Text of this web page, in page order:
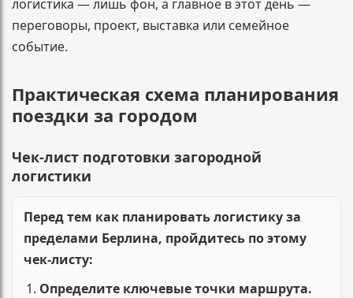
логистика — лишь фон, а главное в этот день —
переговоры, проект, выставка или семейное
событие.
Практическая схема планирования
поездки за городом
Чек-лист подготовки загородной
логистики
Перед тем как планировать логистику за
пределами Берлина, пройдитесь по этому
чек-листу:
Определите ключевые точки маршрута.